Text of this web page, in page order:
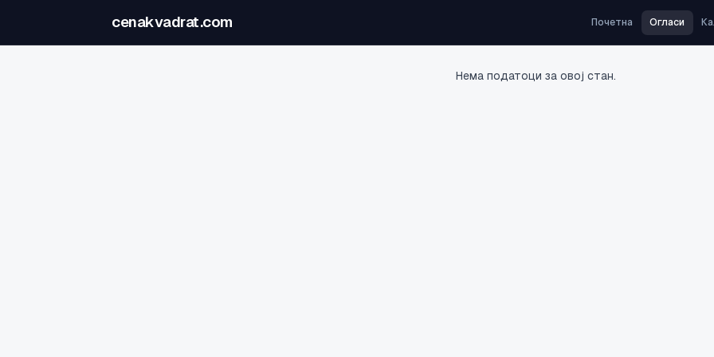
cenakvadrat.com Почетна Огласи
Нема податоци за овој стан.